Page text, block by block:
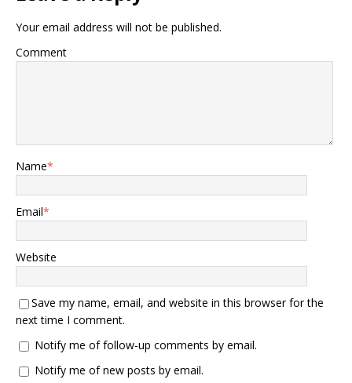
Your email address will not be published.
Comment
Name*
Email*
Website
Save my name, email, and website in this browser for the
next time I comment.
Notify me of follow-up comments by email.
Notify me of new posts by email.